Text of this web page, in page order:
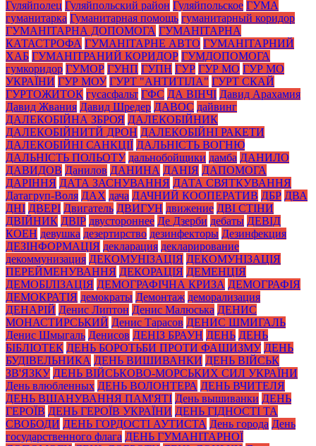
Гуляйполец Гуляйпольский район Гуляйпольское ГУМА
гуманитарка Гуманитарная помощь гуманитарный коридор
ГУМАНІТАРНА ДОПОМОГА ГУМАНІТАРНА
КАТАСТРОФА ГУМАНІТАРНЕ АВТО ГУМАНІТАРНИЙ
ХАБ ГУМАНІТРАНИЙ КОРИДОР ГУМДОПОМОГА
гумкоридор ГУМОР ГУНП ГУПН ГУР ГУР МО ГУР МО
УКРАЇНИ ГУР МОУ ГУРТ "АНТИТІЛА" ГУРТ СКАЙ
ГУРТОЖИТОК гусасфальт ГФС ДА ВІНЧІ Давид Арахамия
Давид Жвания Давид Шредер ДАВОС дайвинг
ДАЛЕКОБІЙНА ЗБРОЯ ДАЛЕКОБІЙНИК
ДАЛЕКОБІЙНИТЙ ДРОН ДАЛЕКОБІЙНІ РАКЕТИ
ДАЛЕКОБІЙНІ САНКЦІЇ ДАЛЬНІСТЬ ВОГНЮ
ДАЛЬНІСТЬ ПОЛЬОТУ дальнобойщики дамба ДАНИЛО
ДАВИДОВ Данилов ДАНИНА ДАНІЯ ДАПОМОГА
ДАРІННЯ ДАТА ЗАСНУВАННЯ ДАТА СВЯТКУВАННЯ
Датагруп-Воля ДАХ дача ДАЧНИЙ КООПЕРАТИВ ДБР ДВА
ДНІ ДВЕРІ Двигатель ДВИГУН движение ДВІ СТІНИ
ДВІЙНИК ДВІР двустороннее Де Дзерби дебаты ДЕВІД
КОЕН девушка дезертирство дезинфекторы Дезинфекция
ДЕЗІНФОРМАЦІЯ декларация декларирование
декоммунизация ДЕКОМУНІЗАЦІЯ ДЕКОМУНІЗАЦІЯ
ПЕРЕЙМЕНУВАННЯ ДЕКОРАЦІЯ ДЕМЕНЦІЯ
ДЕМОБІЛІЗАЦІЯ ДЕМОГРАФІЧНА КРИЗА ДЕМОГРАФІЯ
ДЕМОКРАТІЯ демократы Демонтаж деморализация
ДЕНАРІЙ Денис Липтон Денис Малюська ДЕНИС
МОНАСТИРСЬКИЙ Денис Тарасов ДЕНИС ШМИГАЛЬ
Денис Шмыгаль Денисов ДЕНІЗ БРАУН ДЕНЬ ДЕНЬ
БІБЛІОТЕК ДЕНЬ БОРОТЬБИ ПРОТИ ФАШИЗМУ ДЕНЬ
БУДІВЕЛЬНИКА ДЕНЬ ВИШИВАНКИ ДЕНЬ ВІЙСЬК
ЗВ'ЯЗКУ ДЕНЬ ВІЙСЬКОВО-МОРСЬКИХ СИЛ УКРАЇНИ
День влюбленных ДЕНЬ ВОЛОНТЕРА ДЕНЬ ВЧИТЕЛЯ
ДЕНЬ ВШАНУВАННЯ ПАМ'ЯТІ День вышиванки ДЕНЬ
ГЕРОЇВ ДЕНЬ ГЕРОЇВ УКРАЇНИ ДЕНЬ ГІДНОСТІ ТА
СВОБОДИ ДЕНЬ ГОРДОСТІ АУТИСТА День города День
государственного флага ДЕНЬ ГУМАНІТАРНОЇ